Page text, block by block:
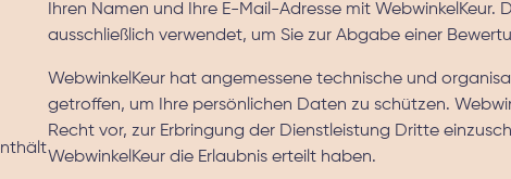
Ihren Namen und Ihre E-Mail-Adresse mit WebwinkelKeur.
ausschließlich verwendet, um Sie zur Abgabe einer
WebwinkelKeur hat angemessene technische und
getroffen, um Ihre persönlichen Daten zu schützen.
Recht vor, zur Erbringung der Dienstleistung Dritte
WebwinkelKeur die Erlaubnis erteilt haben.